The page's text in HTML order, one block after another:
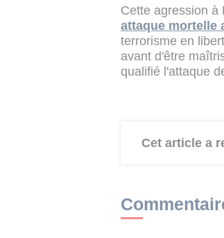
Cette agression à
attaque mortelle
terrorisme en
avant d'être
qualifié l'attaque
Cet article a